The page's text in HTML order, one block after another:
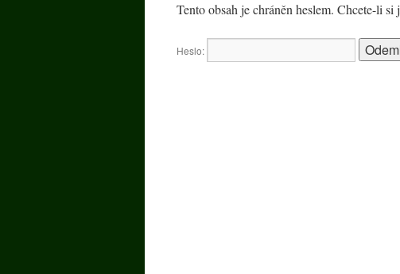
Tento obsah je chráněn heslem. Chcete-li
Heslo: